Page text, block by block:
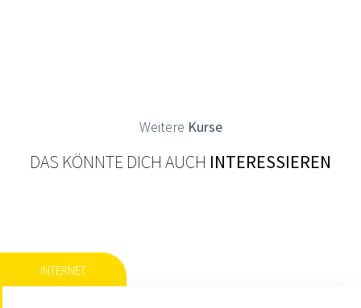
Weitere Kurse
DAS KÖNNTE DICH AUCH INTERESSIEREN
INTERNET